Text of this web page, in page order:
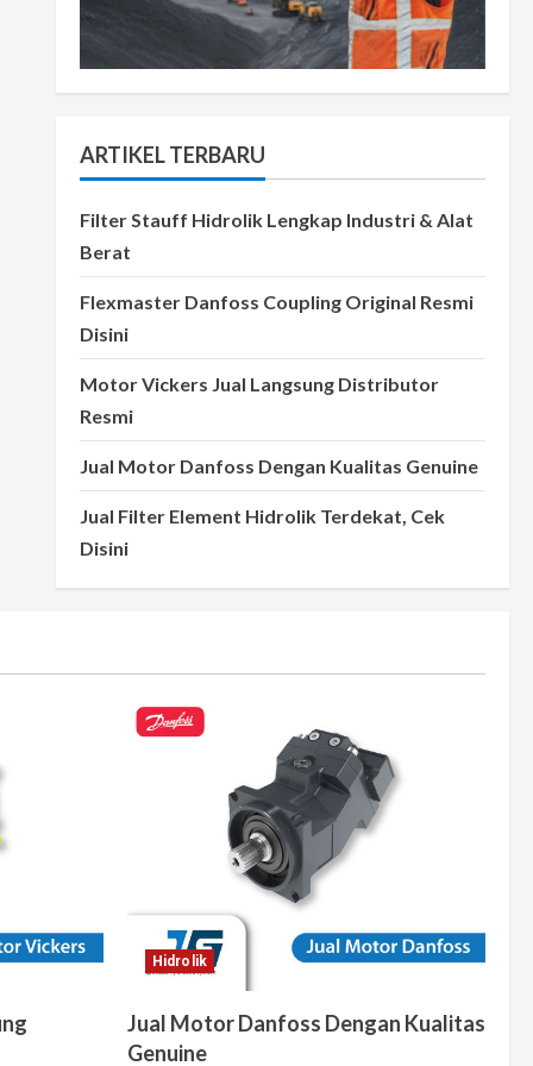
ARTIKEL TERBARU
Filter Stauff Hidrolik Lengkap Industri & Alat
Berat
Flexmaster Danfoss Coupling Original Resmi
Disini
Motor Vickers Jual Langsung Distributor
Resmi
Jual Motor Danfoss Dengan Kualitas Genuine
Jual Filter Element Hidrolik Terdekat, Cek
Disini
Hidrolik
Jual Motor Danfoss Dengan Kualitas
Genuine